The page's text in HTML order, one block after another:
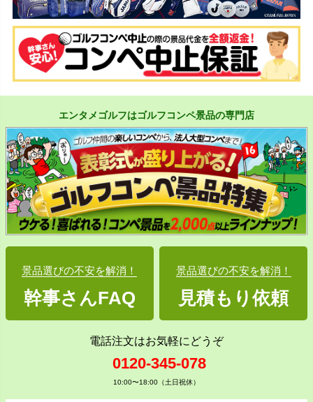
エンタメゴルフはゴルフコンペ景品の専門店
景品選びの不安を解消！
幹事さんFAQ
景品選びの不安を解消！
見積もり依頼
電話注文はお気軽にどうぞ
0120-345-078
10:00〜18:00（土日祝休）